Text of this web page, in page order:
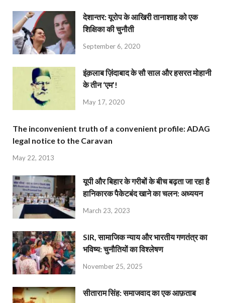
देशान्‍तर: यूरोप के आखिरी तानाशाह को एक
शिक्षिका की चुनौती
September 6, 2020
इंक़लाब ज़िंदाबाद के सौ साल और हसरत मोहानी
के तीन ‘एम’!
May 17, 2020
The inconvenient truth of a convenient profile: ADAG
legal notice to the Caravan
May 22, 2013
यूपी और बिहार के गरीबों के बीच बढ़ता जा रहा है
हानिकारक पैकेटबंद खाने का चलन: अध्ययन
March 23, 2023
SIR, सामाजिक न्याय और भारतीय गणतंत्र का
भविष्य: चुनौतियों का विश्लेषण
November 25, 2025
सीताराम सिंह: समाजवाद का एक आफ़ताब